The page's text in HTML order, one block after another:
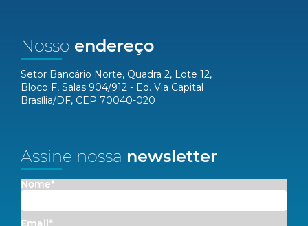
Nosso endereço
Setor Bancário Norte, Quadra 2, Lote 12,
Bloco F, Salas 904/912 - Ed. Via Capital
Brasília/DF, CEP 70040-020
Assine nossa newsletter
Nome*
Email*